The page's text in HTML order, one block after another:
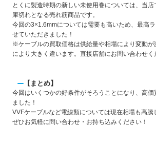
とくに製造時期の新しい未使用巻については、当
庫切れとなる売れ筋商品です。
今回の3×1.6mmについては需要も高いため、最高
せていただきました！
※ケーブルの買取価格は供給量や相場により変動が
により大きく違います。直接店舗にお問い合わせく
【まとめ】
今回はいくつかの好条件がそろうことになり、高価
ました！
VVFケーブルなど電線類については現在相場も高騰
ぜひお気軽に問い合わせ・お持ち込みください！